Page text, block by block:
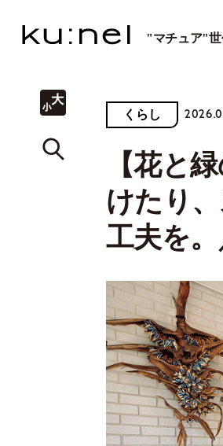
"マチュア"世
くらし
【花と
けたり
工夫を